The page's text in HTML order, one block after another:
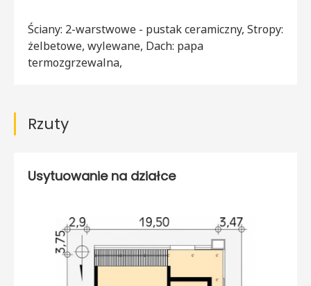
Ściany: 2-warstwowe - pustak ceramiczny, Stropy:
żelbetowe, wylewane, Dach: papa
termozgrzewalna,
Rzuty
Usytuowanie na działce